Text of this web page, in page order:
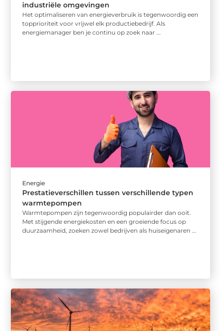
industriële omgevingen
Het optimaliseren van energieverbruik is tegenwoordig een
topprioriteit voor vrijwel elk productiebedrijf. Als
energiemanager ben je continu op zoek naar ...
Energie
Prestatieverschillen tussen verschillende typen
warmtepompen
Warmtepompen zijn tegenwoordig populairder dan ooit.
Met stijgende energiekosten en een groeiende focus op
duurzaamheid, zoeken zowel bedrijven als huiseigenaren ...